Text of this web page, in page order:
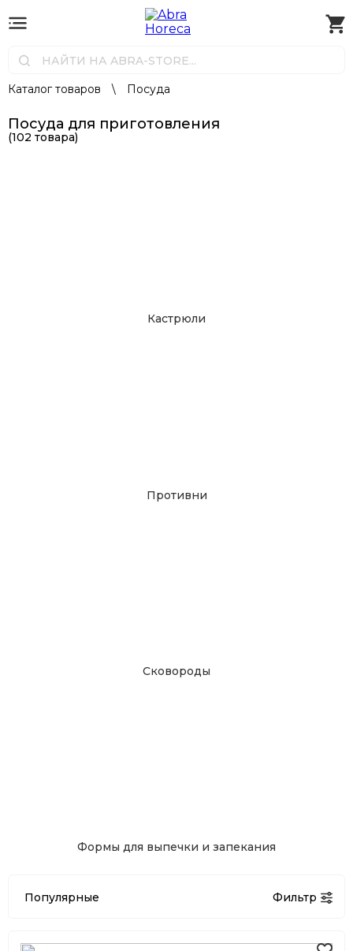
Каталог товаров \ Посуда
Посуда для приготовления
(102 товара)
Кастрюли
Противни
Сковороды
Формы для выпечки и запекания
Популярные Фильтр